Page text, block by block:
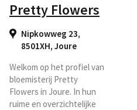
Pretty Flowers
Nipkowweg 23,
8501XH, Joure
Welkom op het profiel van
bloemisterij Pretty
Flowers in Joure. In hun
ruime en overzichtelijke